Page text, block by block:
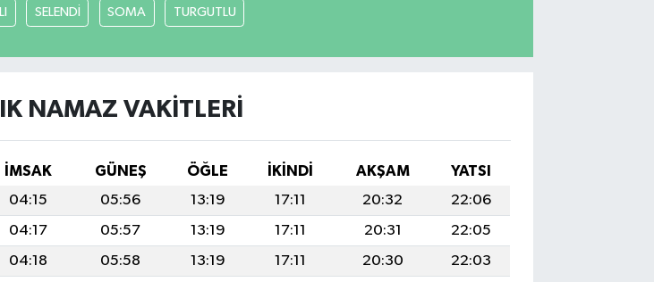
SELENDİ SOMA TURGUTLU
NAMAZ VAKITLERI
İMSAK GÜNEŞ ÖĞLE İKINDI AKŞAM
YATSI
04:15 05:56 13:19 17:11 20:32
22:06
04:17 05:57 13:19 17:11 20:31
22:05
04:18 05:58 13:19 17:11 20:30
22:03